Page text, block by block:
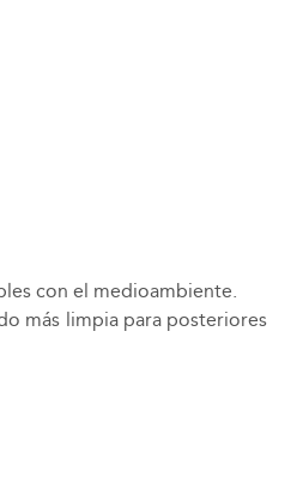
con el medioambiente.
más limpia para posteriores